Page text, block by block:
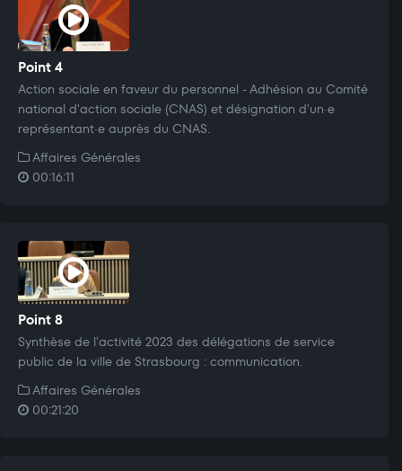
Point 4
Action sociale en faveur du personnel - Adhésion au Comité
national d'action sociale (CNAS) et désignation d'un·e
représentant·e auprès du CNAS.
Affaires Générales
00:16:11
Point 8
Synthèse de l'activité 2023 des délégations de service
public de la ville de Strasbourg : communication.
Affaires Générales
00:21:20